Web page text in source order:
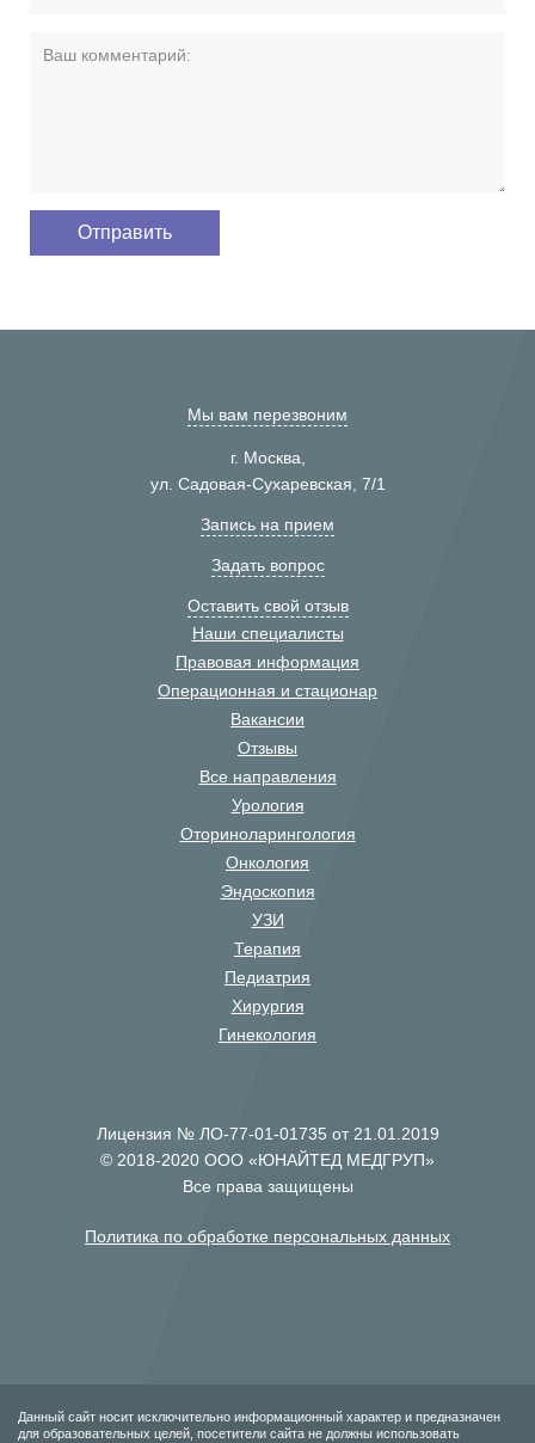
Мы вам перезвоним
г. Москва,
ул. Садовая-Сухаревская, 7/1
Запись на прием
Задать вопрос
Оставить свой отзыв
Наши специалисты
Правовая информация
Операционная и стационар
Вакансии
Отзывы
Все направления
Урология
Оториноларингология
Онкология
Эндоскопия
УЗИ
Терапия
Педиатрия
Хирургия
Гинекология
Лицензия № ЛО-77-01-01735 от 21.01.2019
© 2018-2020 ООО «ЮНАЙТЕД МЕДГРУП»
Все права защищены
Политика по обработке персональных данных
Данный сайт носит исключительно информационный характер и предназначен
для образовательных целей, посетители сайта не должны использовать